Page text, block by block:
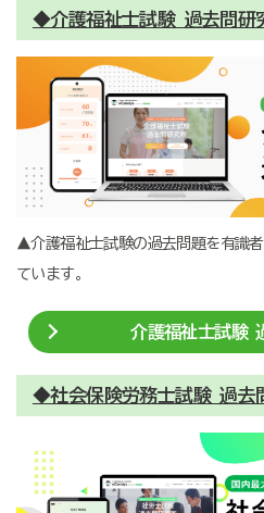
◆介護福祉士試験 過去問研
▲介護福祉士試験の過去問題を有識
ています。
介護福祉士試験
◆社会保険労務士試験 過去